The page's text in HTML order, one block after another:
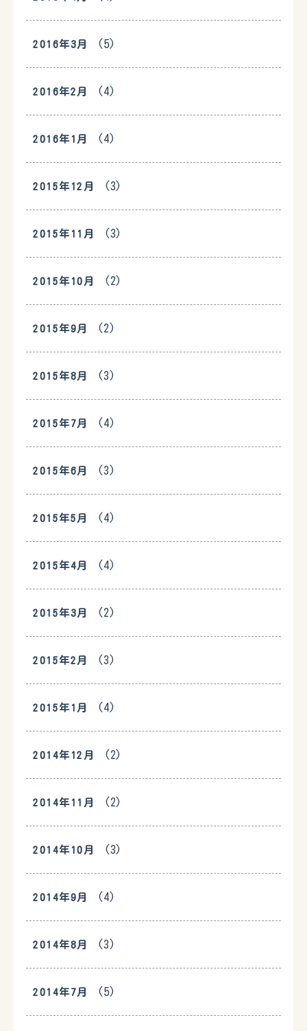
2016年3月 (5)
2016年2月 (4)
2016年1月 (4)
2015年12月 (3)
2015年11月 (3)
2015年10月 (2)
2015年9月 (2)
2015年8月 (3)
2015年7月 (4)
2015年6月 (3)
2015年5月 (4)
2015年4月 (4)
2015年3月 (2)
2015年2月 (3)
2015年1月 (4)
2014年12月 (2)
2014年11月 (2)
2014年10月 (3)
2014年9月 (4)
2014年8月 (3)
2014年7月 (5)